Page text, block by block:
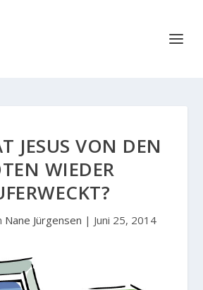
JESUS VON DEN
WIEDER
Nane Jürgensen | Juni 25, 2014